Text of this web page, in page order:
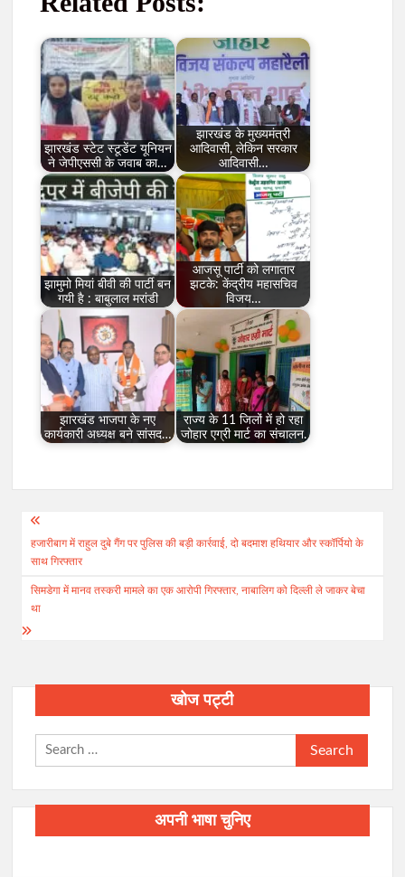
झारखंड स्टेट स्टूडेंट यूनियन
ने जेपीएससी के जवाब का…
झारखंड के मुख्यमंत्री
आदिवासी, लेकिन सरकार
आदिवासी…
झामुमो मियां बीवी की पार्टी बन
गयी है : बाबुलाल मरांडी
आजसू पार्टी को लगातार
झटके: केंद्रीय महासचिव
विजय…
झारखंड भाजपा के नए
कार्यकारी अध्यक्ष बने सांसद…
राज्य के 11 जिलों में हो रहा
जोहार एग्री मार्ट का संचालन.
Post
navigation
हजारीबाग में राहुल दुबे गैंग पर पुलिस की बड़ी कार्रवाई, दो बदमाश हथियार और स्कॉर्पियो के
साथ गिरफ्तार
सिमडेगा में मानव तस्करी मामले का एक आरोपी गिरफ्तार, नाबालिग को दिल्ली ले जाकर बेचा
था
खोज पट्टी
Search
for:
अपनी भाषा चुनिए